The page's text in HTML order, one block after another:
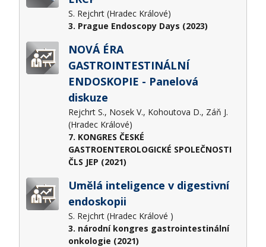
S. Rejchrt (Hradec Králové)
3. Prague Endoscopy Days (2023)
NOVÁ ÉRA
GASTROINTESTINÁLNÍ
ENDOSKOPIE - Panelová
diskuze
Rejchrt S., Nosek V., Kohoutova D., Záň J.
(Hradec Králové)
7. KONGRES ČESKÉ
GASTROENTEROLOGICKÉ SPOLEČNOSTI
ČLS JEP (2021)
Umělá inteligence v digestivní
endoskopii
S. Rejchrt (Hradec Králové )
3. národní kongres gastrointestinální
onkologie (2021)